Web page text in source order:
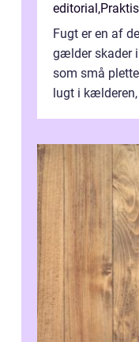
editorial,
Fugt er en af
gælder skader
som små
lugt i